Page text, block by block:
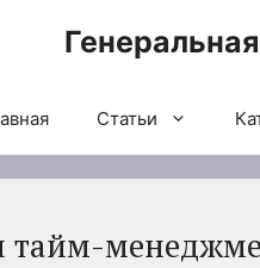
Статьи
тайм-